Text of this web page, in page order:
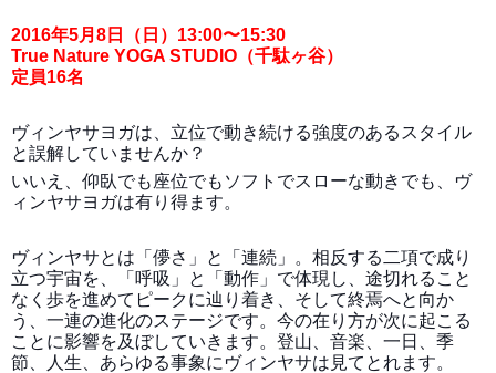
2016年5月8日（日）13:00〜15:30
True Nature YOGA STUDIO （千駄ヶ谷）
定員16名
ヴィンヤサヨガは、立位で動き続ける強度のあるスタイル
と誤解していませんか？
いいえ、仰臥でも座位でもソフトでスローな動きでも、ヴ
ィンヤサヨガは有り得ます。
ヴィンヤサとは「儚さ」と「連続」。相反する二項で成り
立つ宇宙を、「呼吸」と「動作」で体現し、途切れること
なく歩を進めてピークに辿り着き、そして終焉へと向か
う、一連の進化のステージです。今の在り方が次に起こる
ことに影響を及ぼしていきます。登山、音楽、一日、季
節、人生、あらゆる事象にヴィンヤサは見てとれます。